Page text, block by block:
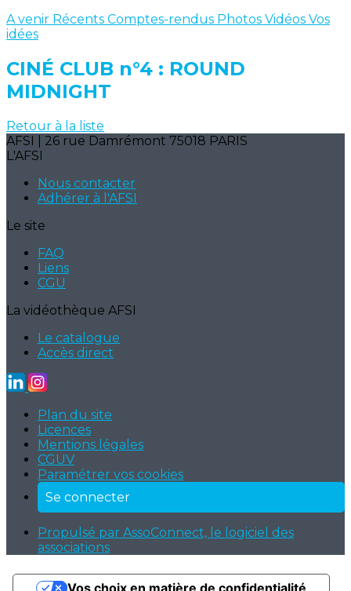
A venir Récents Comptes-rendus Photos Vidéos Vos
idées
CINÉ CLUB n°4 : ROUND
MIDNIGHT
Retour à la liste
AFSI | 26 rue Damrémont 75018 PARIS
L'AFSI
Nous contacter
Adhérer à l'AFSI
Le site
FAQ
Liens
CGU
La vidéothèque AFSI
Le catalogue
Accès direct
Plan du site
Licences
Mentions légales
CGUV
Paramétrer vos cookies
Se connecter
Propulsé par AssoConnect, le logiciel des
associations
Vos choix en matière de confidentialité